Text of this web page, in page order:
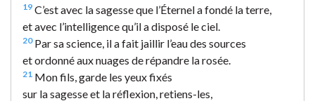
19 C’est avec la sagesse que l’Éternel a fondé la terre,
et avec l’intelligence qu’il a disposé le ciel.
20 Par sa science, il a fait jaillir l’eau des sources
et ordonné aux nuages de répandre la rosée.
21 Mon fils, garde les yeux fixés
sur la sagesse et la réflexion, retiens-les,